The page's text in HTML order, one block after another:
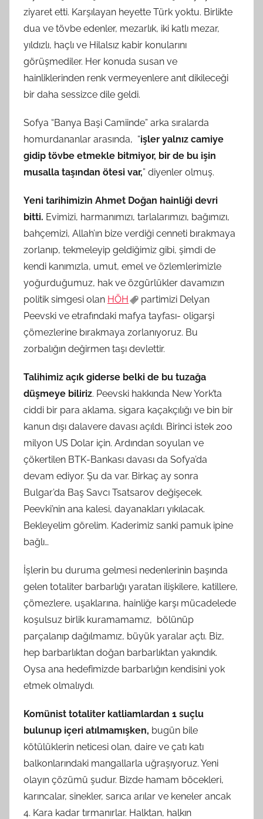
ziyaret etti. Karşılayan heyette Türk yoktu. Birlikte
dua ve tövbe edenler, mezarlık, iki katlı mezar,
yıldızlı, haçlı ve Hilalsız kabir konularını
görüşmediler. Her konuda susan ve
hainliklerinden renk vermeyenlere anıt dikileceği
bir daha sessizce dile geldi.
Sofya “Banya Başi Camiinde” arka sıralarda
homurdananlar arasında, “işler yalnız camiye
gidip tövbe etmekle bitmiyor, bir de bu işin
musalla taşından ötesi var,” diyenler olmuş.
Yeni tarihimizin Ahmet Doğan hainliği devri
bitti. Evimizi, harmanımızı, tarlalarımızı, bağımızı,
bahçemizi, Allah’ın bize verdiği cenneti bırakmaya
zorlanıp, tekmeleyip geldiğimiz gibi, şimdi de
kendi kanımızla, umut, emel ve özlemlerimizle
yoğurduğumuz, hak ve özgürlükler davamızın
politik simgesi olan HÖH
partimizi Delyan
Peevski ve etrafındaki mafya tayfası- oligarşi
çömezlerine bırakmaya zorlanıyoruz. Bu
zorbalığın değirmen taşı devlettir.
Talihimiz açık giderse belki de bu tuzağa
düşmeye biliriz. Peevski hakkında New York’ta
ciddi bir para aklama, sigara kaçakçılığı ve bin bir
kanun dışı dalavere davası açıldı. Birinci istek 200
milyon US Dolar için. Ardından soyulan ve
çökertilen BTK-Bankası davası da Sofya’da
devam ediyor. Şu da var. Birkaç ay sonra
Bulgar’da Baş Savcı Tsatsarov değişecek.
Peevki’nin ana kalesi, dayanakları yıkılacak.
Bekleyelim görelim. Kaderimiz sanki pamuk ipine
bağlı…
İşlerin bu duruma gelmesi nedenlerinin başında
gelen totaliter barbarlığı yaratan ilişkilere, katillere,
çömezlere, uşaklarına, hainliğe karşı mücadelede
koşulsuz birlik kuramamamız, bölünüp
parçalanıp dağılmamız, büyük yaralar açtı. Biz,
hep barbarlıktan doğan barbarlıktan yakındık.
Oysa ana hedefimizde barbarlığın kendisini yok
etmek olmalıydı.
Komünist totaliter katliamlardan 1 suçlu
bulunup içeri atılmamışken, bugün bile
kötülüklerin neticesi olan, daire ve çatı katı
balkonlarındaki mangallarla uğraşıyoruz. Yeni
olayın çözümü şudur. Bizde hamam böcekleri,
karıncalar, sinekler, sarıca arılar ve keneler ancak
4. Kara kadar tırmanırlar. Halktan, halkın